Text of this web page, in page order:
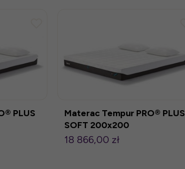
PLUS
Materac Tempur PRO® PLUS
SOFT 200x200
18 866,00 zł